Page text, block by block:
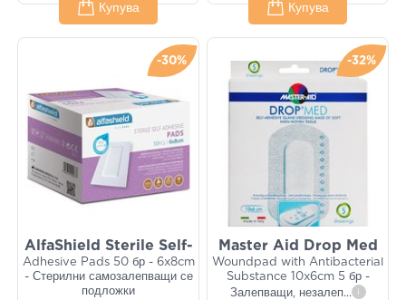
Купува Купува
-30%
AlfaShield Sterile Self-
Adhesive Pads 50 бр - 6x8cm
- Стерилни самозалепващи се
подложки
-32%
Master Aid Drop Med
Woundpad with Antibacterial
Substance 10x6cm 5 бр -
Залепващи, незалеп... i